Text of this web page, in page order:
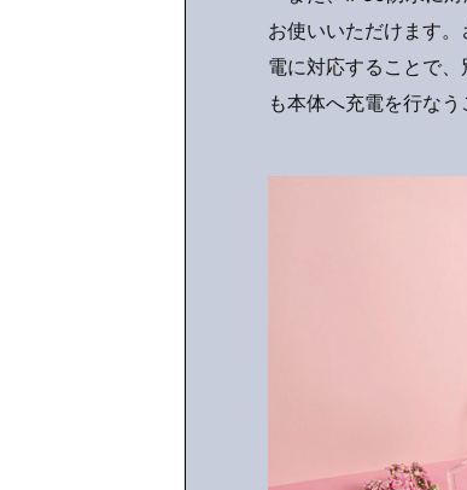
お使いいただけます
電に対応することで
も本体へ充電を行なう